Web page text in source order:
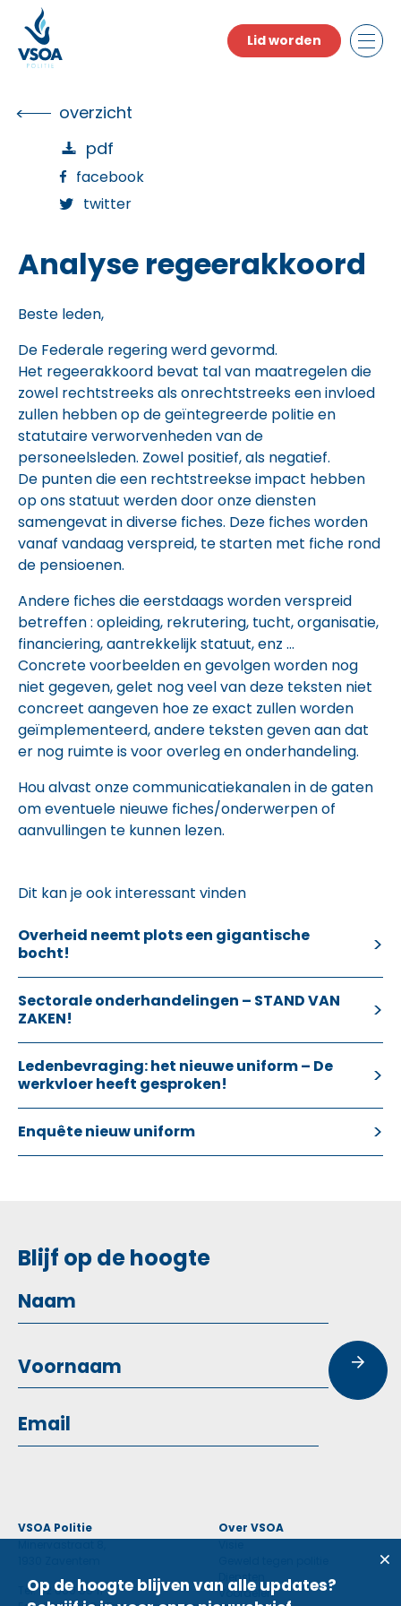
the
content
Lid worden
overzicht
pdf
facebook
twitter
Analyse regeerakkoord
Beste leden,
De Federale regering werd gevormd.
Het regeerakkoord bevat tal van maatregelen die
zowel rechtstreeks als onrechtstreeks een invloed
zullen hebben op de geïntegreerde politie en
statutaire verworvenheden van de
personeelsleden. Zowel positief, als negatief.
De punten die een rechtstreekse impact hebben
op ons statuut werden door onze diensten
samengevat in diverse fiches. Deze fiches worden
vanaf vandaag verspreid, te starten met fiche rond
de pensioenen.
Andere fiches die eerstdaags worden verspreid
betreffen : opleiding, rekrutering, tucht, organisatie,
financiering, aantrekkelijk statuut, enz …
Concrete voorbeelden en gevolgen worden nog
niet gegeven, gelet nog veel van deze teksten niet
concreet aangeven hoe ze exact zullen worden
geïmplementeerd, andere teksten geven aan dat
er nog ruimte is voor overleg en onderhandeling.
Hou alvast onze communicatiekanalen in de gaten
om eventuele nieuwe fiches/onderwerpen of
aanvullingen te kunnen lezen.
Dit kan je ook interessant vinden
Overheid neemt plots een gigantische
bocht!
Sectorale onderhandelingen – STAND VAN
ZAKEN!
Ledenbevraging: het nieuwe uniform – De
werkvloer heeft gesproken!
Enquête nieuw uniform
Blijf op de hoogte
VSOA Politie
Tel: 02 660 59 11
Over VSOA
Diensten
Voordelen
Op de hoogte blijven van alle updates?